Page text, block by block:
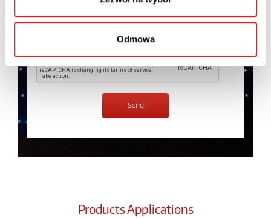
Odmowa
I have read thePrivacy Policy*
Products Applications